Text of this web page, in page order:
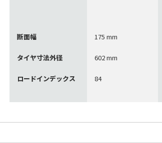
断面幅 175 mm
タイヤ寸法外径 602 mm
ロードインデックス 84